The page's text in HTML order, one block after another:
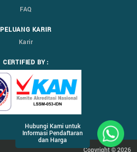
Hubungi Kami untuk
Informasi Pendaftaran
dan Harga
FAQ
PELUANG KARIR
Karir
CERTIFIED BY :
Copyright © 2026